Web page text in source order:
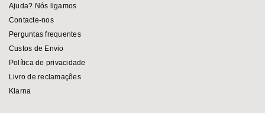
Ajuda? Nós ligamos
Contacte-nos
Perguntas frequentes
Custos de Envio
Política de privacidade
Livro de reclamações
Klarna